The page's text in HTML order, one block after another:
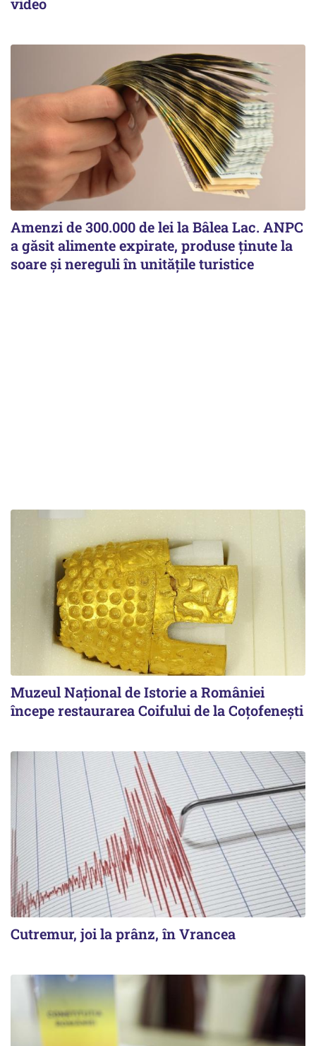
Amenzi de 300.000 de lei la Bâlea Lac. ANPC
a găsit alimente expirate, produse ținute la
soare și nereguli în unitățile turistice
Muzeul Național de Istorie a României
începe restaurarea Coifului de la Coțofenești
Cutremur, joi la prânz, în Vrancea